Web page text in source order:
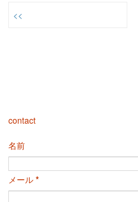
<<
contact
名前
メール *